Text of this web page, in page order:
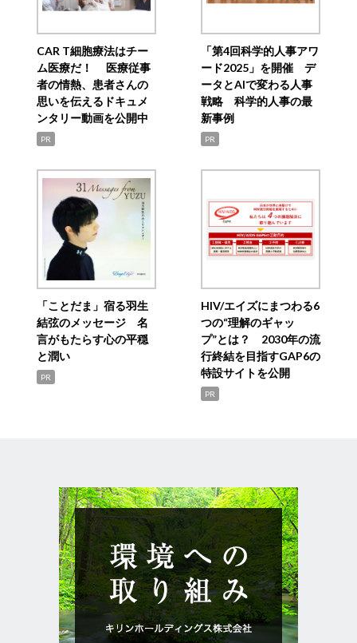
CAR T細胞療法はチー
ム医療だ！ 医療従事
者の情熱、患者さんの
思いを伝えるドキュメ
ンタリー動画を公開中
PR
「第4回科学的人事アワ
ード2025」を開催 デ
ータとAIで変わる人事
戦略 科学的人事の最
新事例
PR
「ことだま」宿る羽生
結弦のメッセージ 名
言がもたらす心の平穏
と潤い
PR
HIV/エイズにまつわる6
つの“理解のギャッ
プ”とは？ 2030年の流
行終結を目指すGAP6の
特設サイトを公開
PR